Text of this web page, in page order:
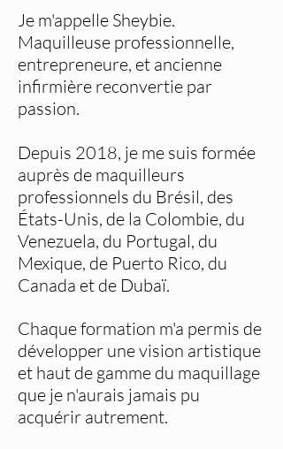
Je m'appelle Sheybie.
Maquilleuse professionnelle,
entrepreneure, et ancienne
infirmière reconvertie par
passion.
Depuis 2018, je me suis formée
auprès de maquilleurs
professionnels du Brésil, des
États-Unis, de la Colombie, du
Venezuela, du Portugal, du
Mexique, de Puerto Rico, du
Canada et de Dubaï.
Chaque formation m'a permis de
développer une vision artistique
et haut de gamme du maquillage
que je n'aurais jamais pu
acquérir autrement.